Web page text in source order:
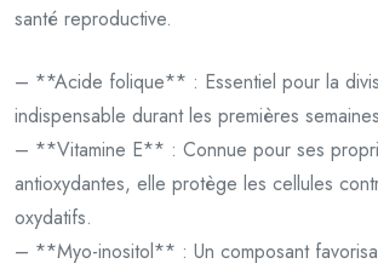
santé reproductive.
– **Acide folique** : Essentiel pour la
indispensable durant les premières
– **Vitamine E** : Connue pour ses
antioxydantes, elle protège les cellules
oxydatifs.
– **Myo-inositol** : Un composant